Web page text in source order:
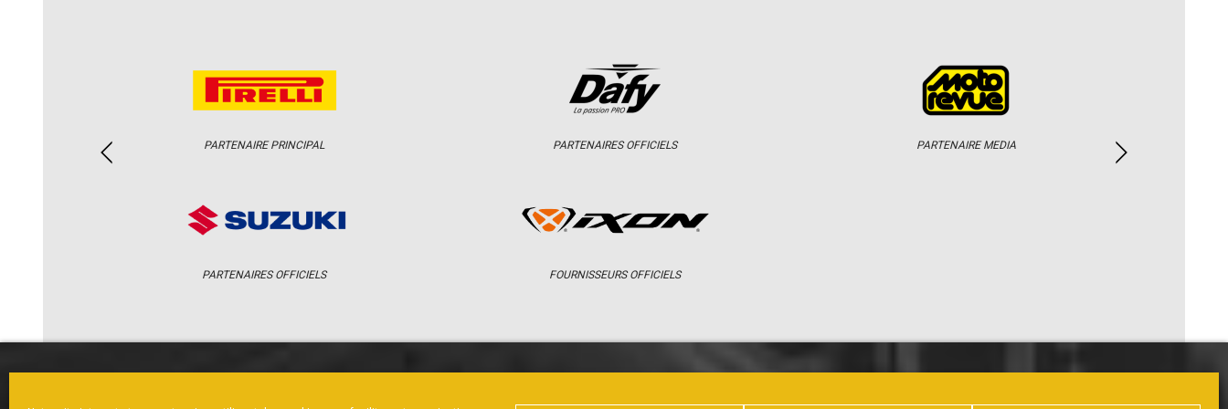
PARTENAIRE PRINCIPAL
PARTENAIRES OFFICIELS
PARTENAIRES OFFICIELS
FOURNISSEURS OFFICIELS
PARTENAIRE MEDIA
CHAMPIONNAT RÉSULTATS PHOTOS / WEB TV PARTENAIRES